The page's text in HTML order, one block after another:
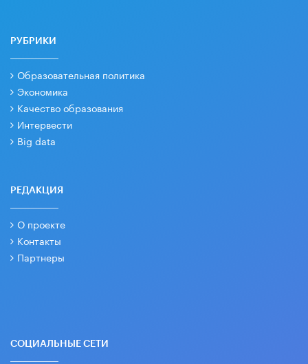
РУБРИКИ
Образовательная политика
Экономика
Качество образования
Интервести
Big data
РЕДАКЦИЯ
О проекте
Контакты
Партнеры
СОЦИАЛЬНЫЕ СЕТИ